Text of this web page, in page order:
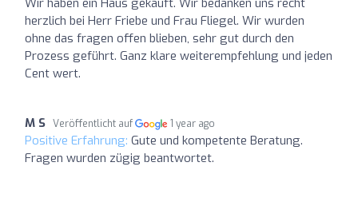
herzlich bei Herr Friebe und Frau Fliegel. Wir wurden
ohne das fragen offen blieben, sehr gut durch den
Prozess geführt. Ganz klare weiterempfehlung und jeden
Cent wert.
M S Veröffentlicht auf 1 year ago
Positive Erfahrung: Gute und kompetente Beratung.
Fragen wurden zügig beantwortet.